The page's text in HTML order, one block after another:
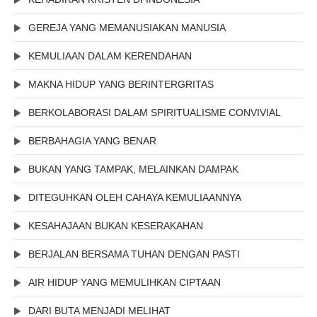
GEREJA YANG MEMANUSIAKAN MANUSIA
KEMULIAAN DALAM KERENDAHAN
MAKNA HIDUP YANG BERINTERGRITAS
BERKOLABORASI DALAM SPIRITUALISME CONVIVIAL
BERBAHAGIA YANG BENAR
BUKAN YANG TAMPAK, MELAINKAN DAMPAK
DITEGUHKAN OLEH CAHAYA KEMULIAANNYA
KESAHAJAAN BUKAN KESERAKAHAN
BERJALAN BERSAMA TUHAN DENGAN PASTI
AIR HIDUP YANG MEMULIHKAN CIPTAAN
DARI BUTA MENJADI MELIHAT